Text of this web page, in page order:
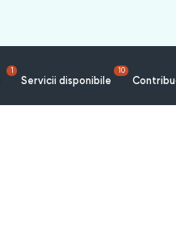
1
Servicii disponibile
10